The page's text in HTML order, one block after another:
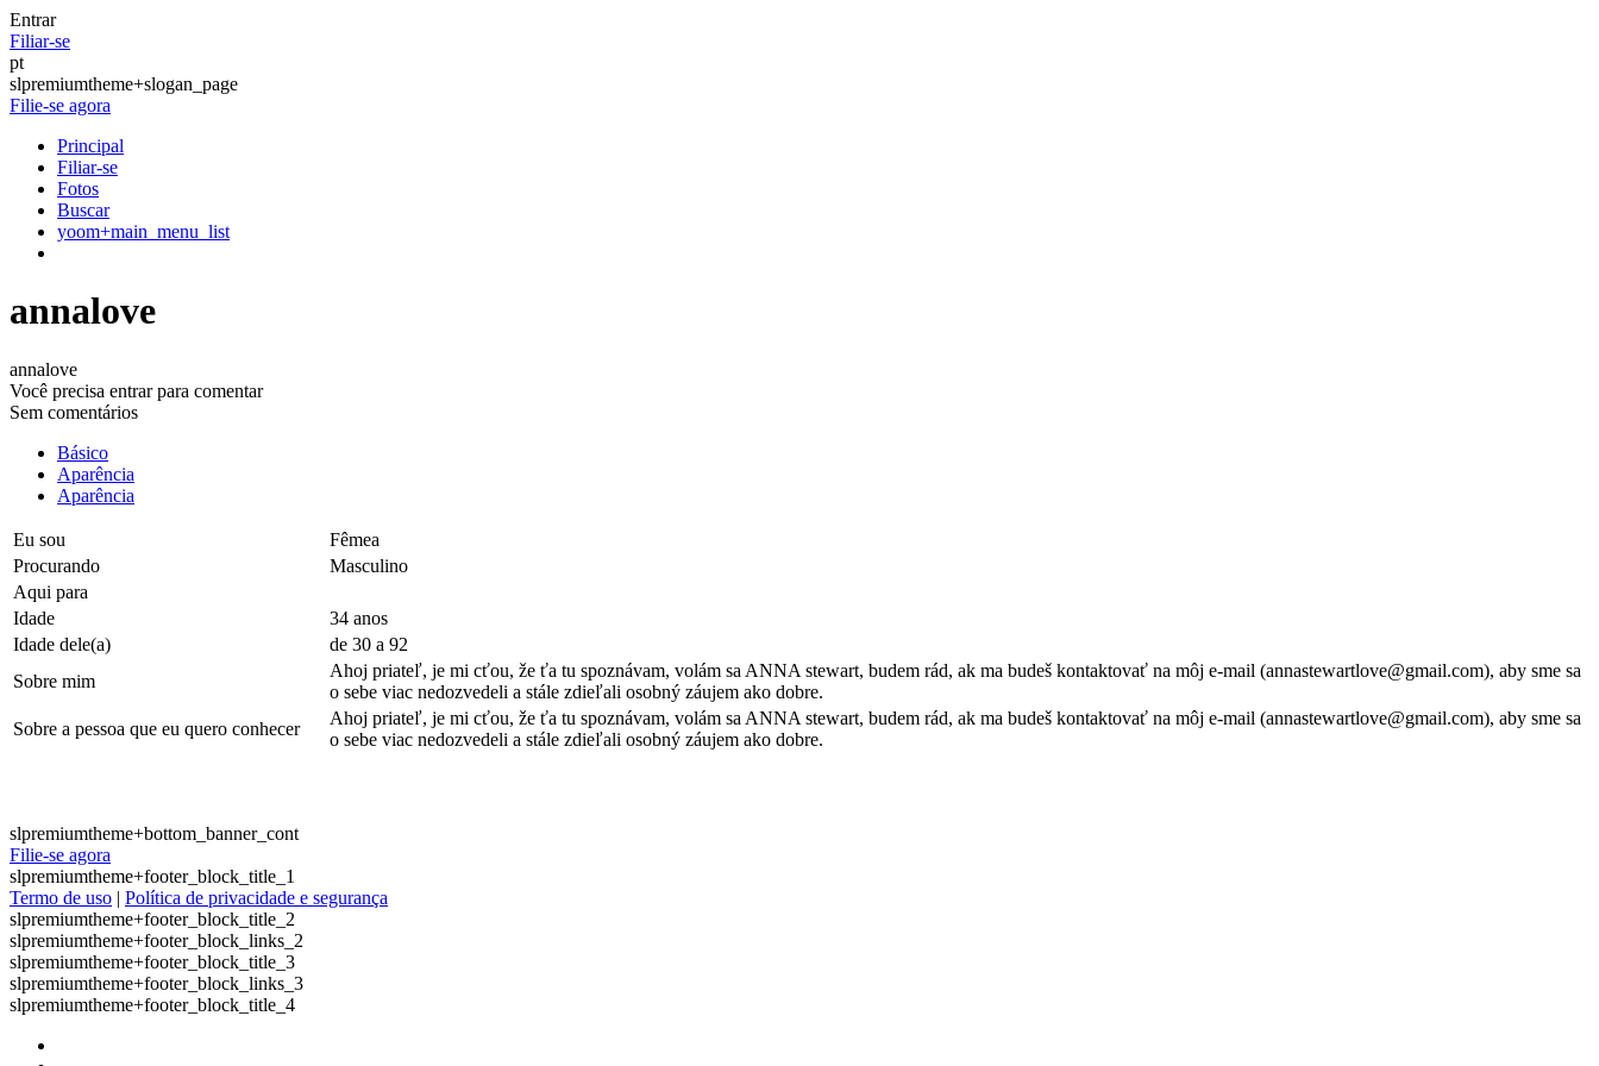
Entrar
Filiar-se
pt
slpremiumtheme+slogan_page
Filie-se agora
Principal
Filiar-se
Fotos
Buscar
yoom+main_menu_list
annalove
annalove
Você precisa entrar para comentar
Sem comentários
Básico
Aparência
Aparência
Eu sou
Fêmea
Procurando
Masculino
Aqui para
Idade
34 anos
Idade dele(a)
de 30 a 92
Sobre mim
Ahoj priateľ, je mi cťou, že ťa tu spoznávam, volám sa ANNA stewart, budem rád, ak ma budeš kontaktovať na môj e-mail (annastewartlove@gmail.com), aby sme sa
o sebe viac nedozvedeli a stále zdieľali osobný záujem ako dobre.
Sobre a pessoa que eu quero conhecer
Ahoj priateľ, je mi cťou, že ťa tu spoznávam, volám sa ANNA stewart, budem rád, ak ma budeš kontaktovať na môj e-mail (annastewartlove@gmail.com), aby sme sa
o sebe viac nedozvedeli a stále zdieľali osobný záujem ako dobre.
slpremiumtheme+bottom_banner_cont
Filie-se agora
slpremiumtheme+footer_block_title_1
Termo de uso | Política de privacidade e segurança
slpremiumtheme+footer_block_title_2
slpremiumtheme+footer_block_links_2
slpremiumtheme+footer_block_title_3
slpremiumtheme+footer_block_links_3
slpremiumtheme+footer_block_title_4